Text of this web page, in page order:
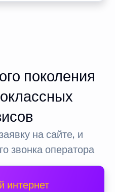
поколения
на сайте, и
звонка оператора
интернет